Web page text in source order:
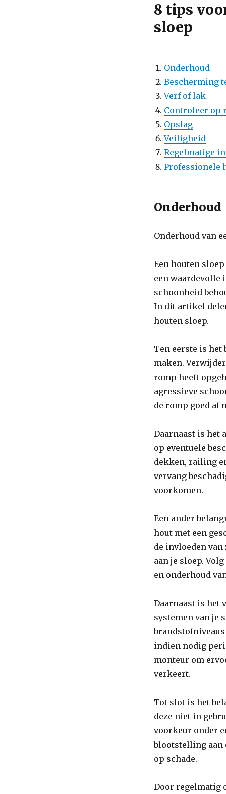
8 tips
sloep
Onderhoud
Bescherming
Verf of lak
Controleer op
Opslag
Veiligheid
Regelmatige
Professionele
Onderhoud
Onderhoud van
Een houten
een waardevolle
schoonheid
In dit artikel
houten sloep.
Ten eerste is
maken.
romp heeft
agressieve
de romp goed af
Daarnaast is het
op eventuele
dekken, railing
vervang
voorkomen.
Een ander
hout met een
de invloeden
aan je sloep.
en onderhoud
Daarnaast is het
systemen van je
indien nodig
monteur om
verkeert.
Tot slot is het
deze niet in
voorkeur onder
blootstelling aan
op schade.
Door regelmatig